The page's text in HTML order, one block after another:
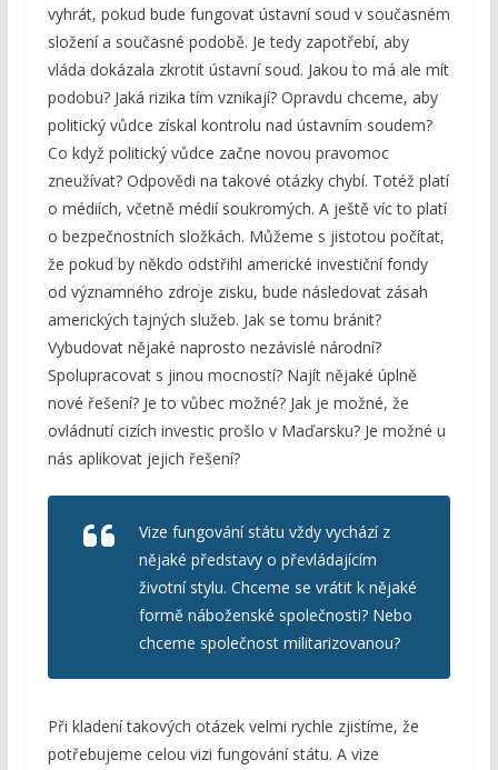
vyhrát, pokud bude fungovat ústavní soud v současném
složení a současné podobě. Je tedy zapotřebí, aby
vláda dokázala zkrotit ústavní soud. Jakou to má ale mít
podobu? Jaká rizika tím vznikají? Opravdu chceme, aby
politický vůdce získal kontrolu nad ústavním soudem?
Co když politický vůdce začne novou pravomoc
zneužívat? Odpovědi na takové otázky chybí. Totéž platí
o médiích, včetně médií soukromých. A ještě víc to platí
o bezpečnostních složkách. Můžeme s jistotou počítat,
že pokud by někdo odstřihl americké investiční fondy
od významného zdroje zisku, bude následovat zásah
amerických tajných služeb. Jak se tomu bránit?
Vybudovat nějaké naprosto nezávislé národní?
Spolupracovat s jinou mocností? Najít nějaké úplně
nové řešení? Je to vůbec možné? Jak je možné, že
ovládnutí cizích investic prošlo v Maďarsku? Je možné u
nás aplikovat jejich řešení?
Vize fungování státu vždy vychází z
nějaké představy o převládajícím
životní stylu. Chceme se vrátit k nějaké
formě náboženské společnosti? Nebo
chceme společnost militarizovanou?
Při kladení takových otázek velmi rychle zjistíme, že
potřebujeme celou vizi fungování státu. A vize